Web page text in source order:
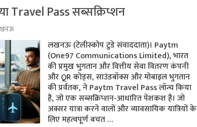
Travel Pass सब्सक्रिप्शन
लखनऊ (टेलीस्कोप टुडे संवाददाता)। Paytm
(One97 Communications Limited), भारत
की प्रमुख भुगतान और वित्तीय सेवा वितरण कंपनी
और QR कोड्स, साउंडबॉक्स और मोबाइल भुगतान
की प्रर्वतक, ने Paytm Travel Pass लॉन्च किया
है, जो एक सब्सक्रिप्शन-आधारित पेशकश है। जो
अक्सर यात्रा करने वालों और व्यावसायिक यात्रियों के
लिए महत्वपूर्ण बचत …